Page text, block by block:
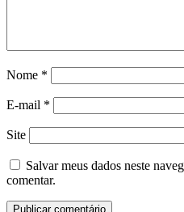
Nome *
E-mail *
Site
Salvar meus dados neste
comentar.